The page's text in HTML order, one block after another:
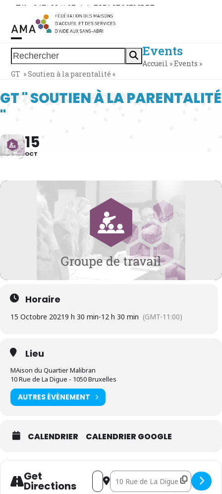
Skip
content
Tél. : 0471 38 11 37 | | ESPACE MEMBRE
Rechercher
Open
mobile
Close
mobile
Events
Accueil »Events »
GT » Soutien à la parentalité «
GT " SOUTIEN À LA PARENTALITÉ
"
15
OCT
Horaire
15 Octobre 20219 h 30 min-12 h 30 min (GMT-11:00)
Lieu
MAison du Quartier Malibran
10 Rue de La Digue - 1050 Bruxelles
AUTRES ÉVÈNEMENT
CALENDRIER CALENDRIER GOOGLE
Get
Directions
Address - GT " Soutien à la parentalité
Destination Address - GT "